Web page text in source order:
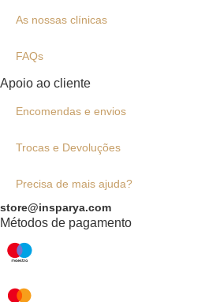
As nossas clínicas
FAQs
Apoio ao cliente
Encomendas e envios
Trocas e Devoluções
Precisa de mais ajuda?
store@insparya.com
Métodos de pagamento